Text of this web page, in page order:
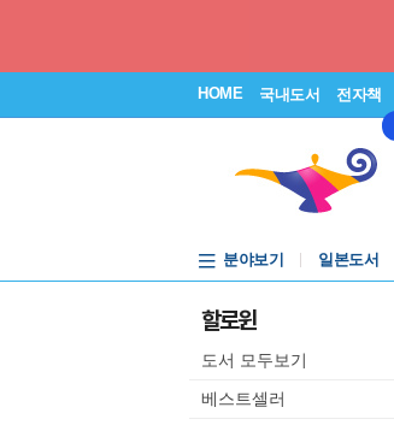
HOME 국내도서 전자책
분야보기 일본도서
할로윈
도서 모두보기
베스트셀러